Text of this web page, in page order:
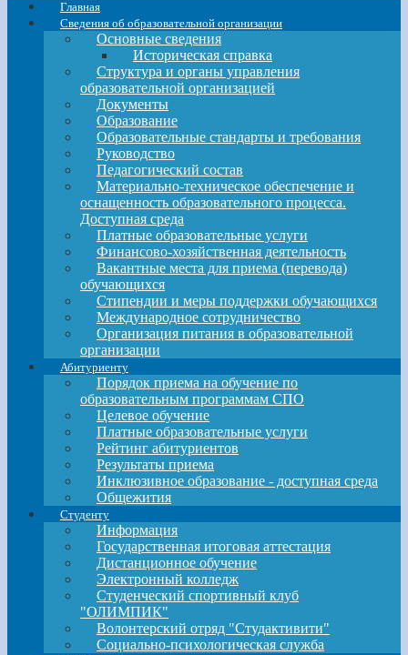
Главная
Сведения об образовательной организации
Основные сведения
Историческая справка
Структура и органы управления
образовательной организацией
Документы
Образование
Образовательные стандарты и требования
Руководство
Педагогический состав
Материально-техническое обеспечение и
оснащенность образовательного процесса.
Доступная среда
Платные образовательные услуги
Финансово-хозяйственная деятельность
Вакантные места для приема (перевода)
обучающихся
Стипендии и меры поддержки обучающихся
Международное сотрудничество
Организация питания в образовательной
организации
Абитуриенту
Порядок приема на обучение по
образовательным программам СПО
Целевое обучение
Платные образовательные услуги
Рейтинг абитуриентов
Результаты приема
Инклюзивное образование - доступная среда
Общежития
Студенту
Информация
Государственная итоговая аттестация
Дистанционное обучение
Электронный колледж
Студенческий спортивный клуб
"ОЛИМПИК"
Волонтерский отряд "Студактивити"
Социально-психологическая служба